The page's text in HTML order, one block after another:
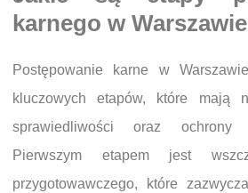
karnego w Warszawie
Postępowanie karne w
kluczowych etapów, które mają
sprawiedliwości oraz ochrony
Pierwszym etapem jest
przygotowawczego, które